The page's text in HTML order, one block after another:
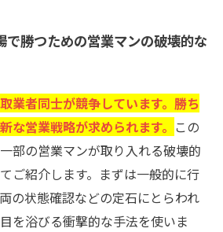
で勝つための営業マンの破壊的な
業者同士が競争しています。勝ち
な営業戦略が求められます。 この
部の営業マンが取り入れる破壊的
ご紹介します。まずは一般的に行
の状態確認などの定石にとらわれ
を浴びる衝撃的な手法を使いま